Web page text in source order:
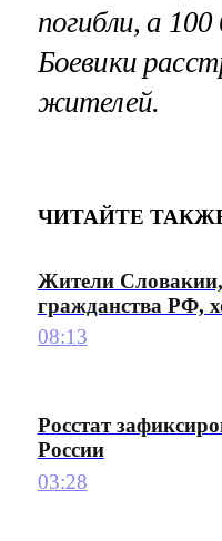
погибли, а
Боевики
жителей.
ЧИТАЙТЕ
Жители Словакии,
гражданства РФ,
08:13
Росстат
России
03:28